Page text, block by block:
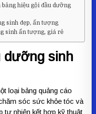
hiệu gội đầu dưỡng
sinh đẹp, ấn tượng
sinh ấn tượng, giá rẻ
dưỡng sinh
loại bảng quảng cáo
sóc sức khỏe tóc và
tự nhiên kết hợp kỹ thuật